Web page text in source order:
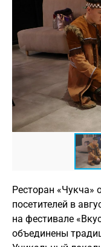
Ресторан «Чукча»
посетителей в
на фестивале
объединены